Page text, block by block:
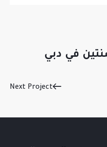
Next Project